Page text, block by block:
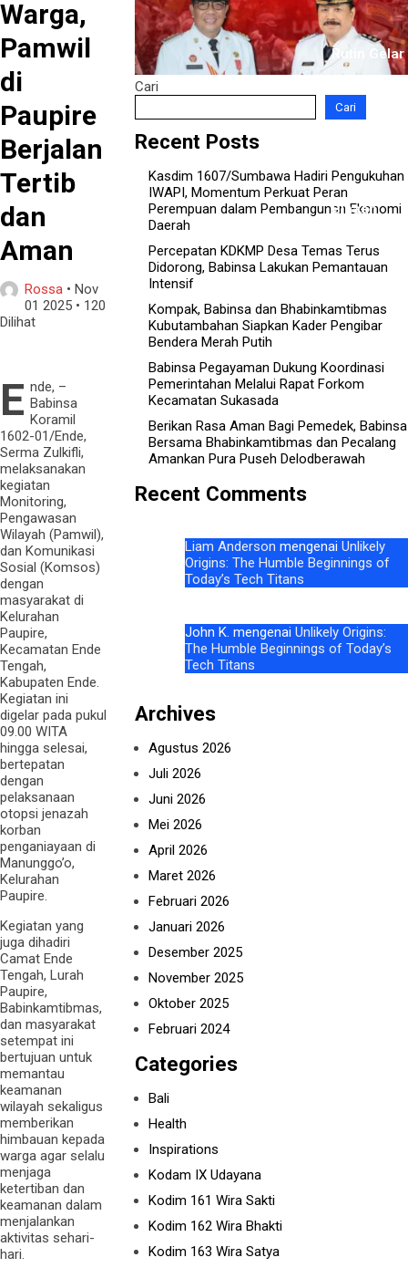
Rutin Gelar
Binaan
Warga,
Pamwil
di
Paupire
Berjalan
Tertib
dan
Aman
Rossa • Nov
01 2025 • 120
Dilihat
E nde, –
Babinsa
Koramil
1602-01/Ende,
Serma Zulkifli,
melaksanakan
kegiatan
Monitoring,
Pengawasan
Wilayah (Pamwil),
dan Komunikasi
Sosial (Komsos)
dengan
masyarakat di
Kelurahan
Paupire,
Kecamatan Ende
Tengah,
Kabupaten Ende.
Kegiatan ini
digelar pada pukul
09.00 WITA
hingga selesai,
bertepatan
dengan
pelaksanaan
otopsi jenazah
korban
penganiayaan di
Manunggo’o,
Kelurahan
Paupire.
Kegiatan yang
juga dihadiri
Camat Ende
Tengah, Lurah
Paupire,
Babinkamtibmas,
dan masyarakat
setempat ini
bertujuan untuk
memantau
keamanan
wilayah sekaligus
memberikan
himbauan kepada
warga agar selalu
menjaga
ketertiban dan
keamanan dalam
menjalankan
aktivitas sehari-
hari.
Cari
Cari
Recent Posts
Kasdim 1607/Sumbawa Hadiri Pengukuhan
IWAPI, Momentum Perkuat Peran
Perempuan dalam Pembangunan Ekonomi
Daerah
Percepatan KDKMP Desa Temas Terus
Didorong, Babinsa Lakukan Pemantauan
Intensif
Kompak, Babinsa dan Bhabinkamtibmas
Kubutambahan Siapkan Kader Pengibar
Bendera Merah Putih
Babinsa Pegayaman Dukung Koordinasi
Pemerintahan Melalui Rapat Forkom
Kecamatan Sukasada
Berikan Rasa Aman Bagi Pemedek, Babinsa
Bersama Bhabinkamtibmas dan Pecalang
Amankan Pura Puseh Delodberawah
Recent Comments
Liam Anderson mengenai Unlikely
Origins: The Humble Beginnings of
Today’s Tech Titans
John K. mengenai Unlikely Origins:
The Humble Beginnings of Today’s
Tech Titans
Archives
Agustus 2026
Juli 2026
Juni 2026
Mei 2026
April 2026
Maret 2026
Februari 2026
Januari 2026
Desember 2025
November 2025
Oktober 2025
Februari 2024
Categories
Bali
Health
Inspirations
Kodam IX Udayana
Kodim 161 Wira Sakti
Kodim 162 Wira Bhakti
Kodim 163 Wira Satya